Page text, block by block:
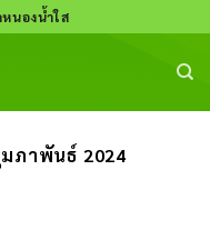
นองน้ำใส
ภาพันธ์ 2024